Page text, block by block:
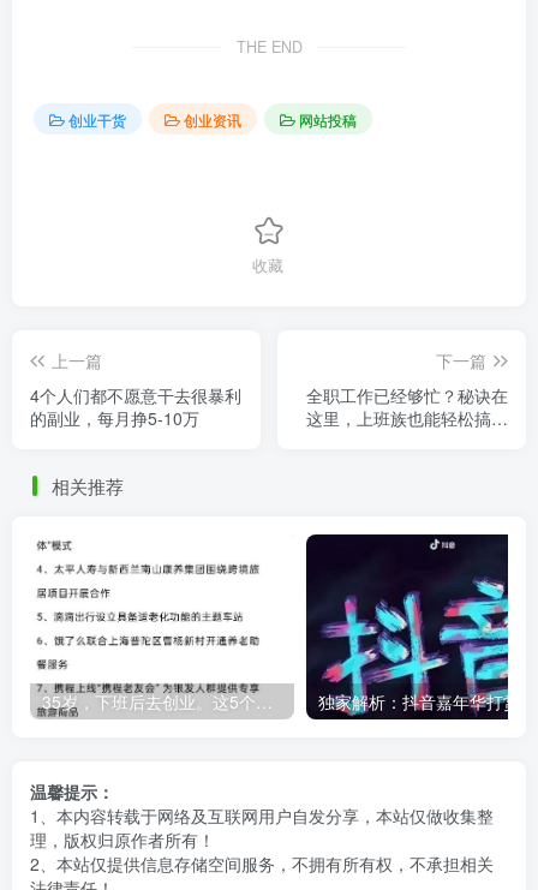
THE END
创业干货 创业资讯 网站投稿
收藏
上一篇
4个人们都不愿意干去很暴利
的副业，每月挣5-10万
下一篇
全职工作已经够忙？秘诀在
这里，上班族也能轻松搞副
相关推荐
温馨提示：
1、本内容转载于网络及互联网用户自发分享，本站仅做收集整
理，版权归原作者所有！
2、本站仅提供信息存储空间服务，不拥有所有权，不承担相关